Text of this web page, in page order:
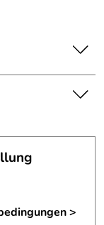
Skulptur.
von
>